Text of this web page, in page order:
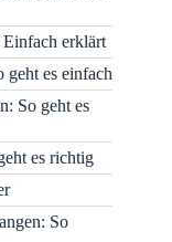
erklärt
geht es einfach
So geht es
es richtig
So